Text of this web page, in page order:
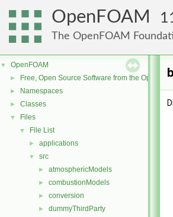
OpenFOAM
The OpenFOAM
▼ OpenFOAM
► Free, Open Source Software from the
► Namespaces
► Classes
▼ Files
▼ File List
► applications
▼ src
► atmosphericModels
► combustionModels
► conversion
► dummyThirdParty